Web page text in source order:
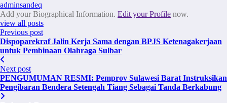
adminsandeq
Add your Biographical Information. Edit your Profile now.
view all posts
Previous post
Dispoparekraf Jalin Kerja Sama dengan BPJS Ketenagakerjaan
untuk Pembinaan Olahraga Sulbar
Next post
PENGUMUMAN RESMI: Pemprov Sulawesi Barat Instruksikan
Pengibaran Bendera Setengah Tiang Sebagai Tanda Berkabung